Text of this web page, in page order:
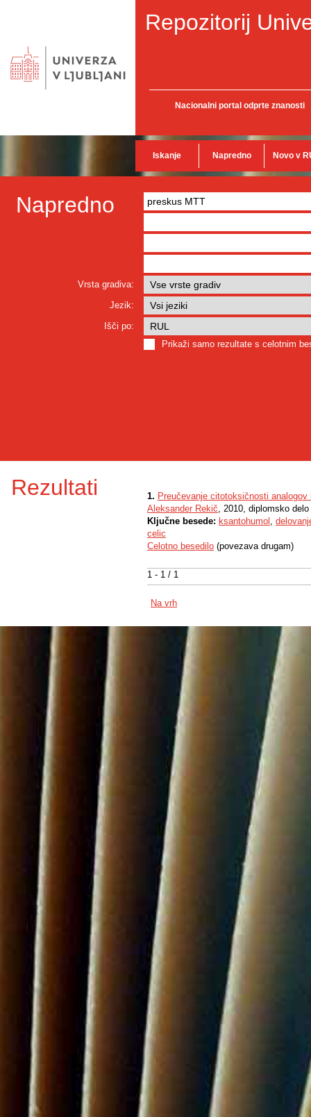
Repozitorij
Nacionalni portal odprte znanosti
Iskanje Napredno Novo v
Napredno
Vrsta gradiva:
Jezik:
Išči po:
Prikaži samo rezultate s celotnim
Rezultati
1 - 1 / 1
1. Preučevanje citotoksičnosti analogov
Aleksander Rekič, 2010, diplomsko delo
Ključne besede: ksantohumol ,
celic
Celotno besedilo (povezava drugam)
Na vrh